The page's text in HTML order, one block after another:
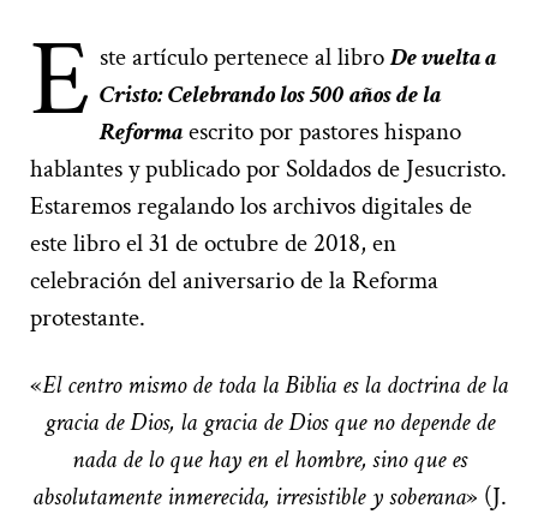
E ste artículo pertenece al libroDe vuelta a
Cristo: Celebrando los 500 años de la
Reformaescrito por pastores hispano
hablantes y publicado por Soldados de Jesucristo.
Estaremos regalando los archivos digitales de
este libro el 31 de octubre de 2018, en
celebración del aniversario de la Reforma
protestante.
«El centro mismo de toda la Biblia es la doctrina de la
gracia de Dios, la gracia de Dios que no depende de
nada de lo que hay en el hombre, sino que es
absolutamente inmerecida, irresistible y soberana» (J.